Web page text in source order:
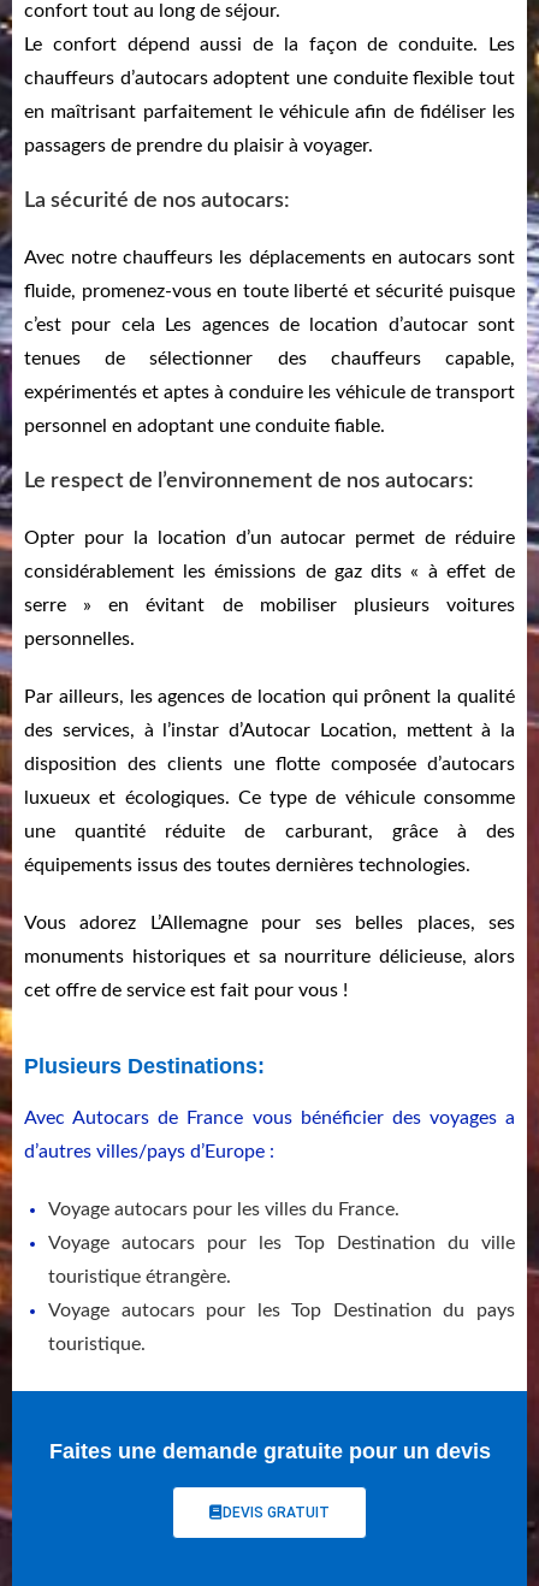
confort tout au long de séjour.
Le confort dépend aussi de la façon de conduite. Les
chauffeurs d’autocars adoptent une conduite flexible tout
en maîtrisant parfaitement le véhicule afin de fidéliser les
passagers de prendre du plaisir à voyager.
La sécurité de nos autocars:
Avec notre chauffeurs les déplacements en autocars sont
fluide, promenez-vous en toute liberté et sécurité puisque
c’est pour cela Les agences de location d’autocar sont
tenues de sélectionner des chauffeurs capable,
expérimentés et aptes à conduire les véhicule de transport
personnel en adoptant une conduite fiable.
Le respect de l’environnement de nos autocars:
Opter pour la location d’un autocar permet de réduire
considérablement les émissions de gaz dits « à effet de
serre » en évitant de mobiliser plusieurs voitures
personnelles.
Par ailleurs, les agences de location qui prônent la qualité
des services, à l’instar d’Autocar Location, mettent à la
disposition des clients une flotte composée d’autocars
luxueux et écologiques. Ce type de véhicule consomme
une quantité réduite de carburant, grâce à des
équipements issus des toutes dernières technologies.
Vous adorez L’Allemagne pour ses belles places, ses
monuments historiques et sa nourriture délicieuse, alors
cet offre de service est fait pour vous !
Plusieurs Destinations:
Avec Autocars de France vous bénéficier des voyages a
d’autres villes/pays d’Europe :
Voyage autocars pour les villes du France.
Voyage autocars pour les Top Destination du ville
touristique étrangère.
Voyage autocars pour les Top Destination du pays
touristique.
Faites une demande gratuite pour un devis
DEVIS GRATUIT